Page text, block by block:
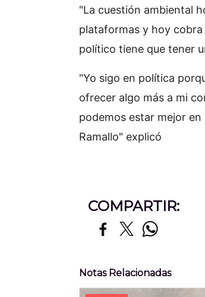
"La cuestión ambiental
plataformas y hoy
político tiene que tener
"Yo sigo en política
ofrecer algo más a mi
podemos estar mejor
Ramallo" explicó
COMPARTIR:
Notas Relacionadas